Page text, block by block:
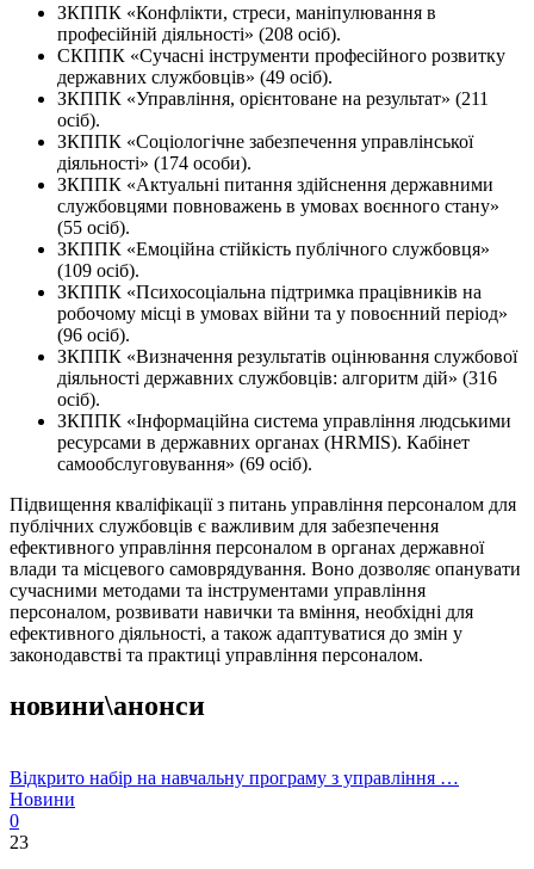
ЗКППК «Конфлікти, стреси, маніпулювання в
професійній діяльності» (208 осіб).
СКППК «Сучасні інструменти професійного розвитку
державних службовців» (49 осіб).
ЗКППК «Управління, орієнтоване на результат» (211
осіб).
ЗКППК «Соціологічне забезпечення управлінської
діяльності» (174 особи).
ЗКППК «Актуальні питання здійснення державними
службовцями повноважень в умовах воєнного стану»
(55 осіб).
ЗКППК «Емоційна стійкість публічного службовця»
(109 осіб).
ЗКППК «Психосоціальна підтримка працівників на
робочому місці в умовах війни та у повоєнний період»
(96 осіб).
ЗКППК «Визначення результатів оцінювання службової
діяльності державних службовців: алгоритм дій» (316
осіб).
ЗКППК «Інформаційна система управління людськими
ресурсами в державних органах (HRMIS). Кабінет
самообслуговування» (69 осіб).
Підвищення кваліфікації з питань управління персоналом для
публічних службовців є важливим для забезпечення
ефективного управління персоналом в органах державної
влади та місцевого самоврядування. Воно дозволяє опанувати
сучасними методами та інструментами управління
персоналом, розвивати навички та вміння, необхідні для
ефективного діяльності, а також адаптуватися до змін у
законодавстві та практиці управління персоналом.
новини\анонси
Відкрито набір на навчальну програму з управління …
Новини
0
23